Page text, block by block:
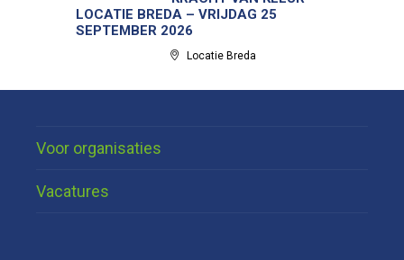
LOCATIE BREDA – VRIJDAG 25
SEPTEMBER 2026
Locatie Breda
Voor organisaties
Vacatures